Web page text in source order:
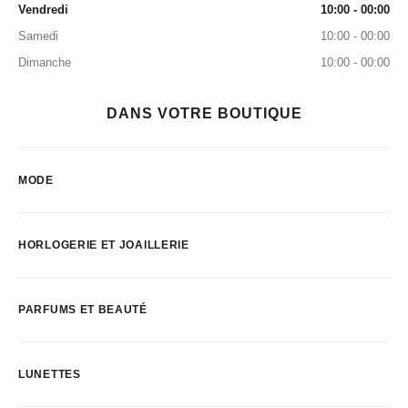
Vendredi
10:00 - 00:00
Samedi
10:00 - 00:00
Dimanche
10:00 - 00:00
DANS VOTRE BOUTIQUE
MODE
HORLOGERIE ET JOAILLERIE
PARFUMS ET BEAUTÉ
LUNETTES